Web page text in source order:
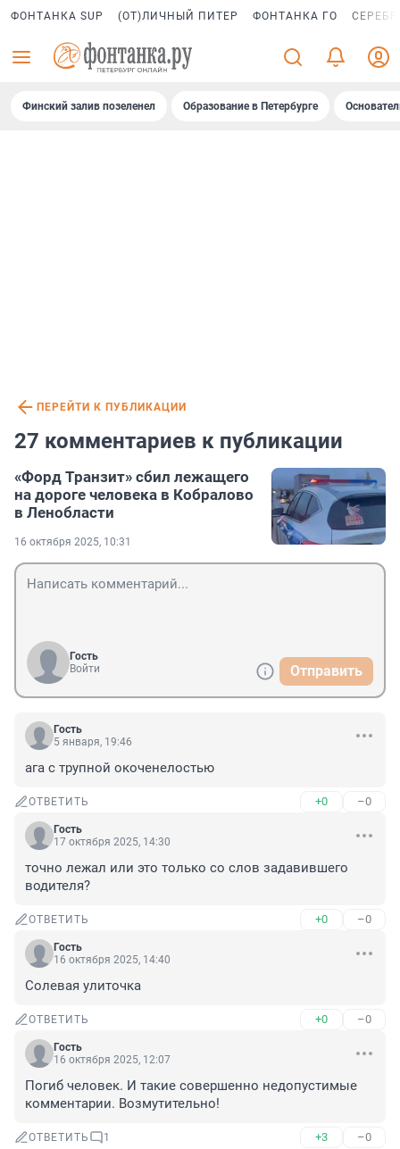
ФОНТАНКА SUP (ОТ)ЛИЧНЫЙ ПИТЕР ФОНТАНКА ГО
Финский залив позеленел Образование в Петербурге
ПЕРЕЙТИ К ПУБЛИКАЦИИ
27 комментариев к публикации
«Форд Транзит» сбил лежащего
на дороге человека в Кобралово
в Ленобласти
16 октября 2025, 10:31
Гость
Войти
Отправить
Гость
5 января, 19:46
ага с трупной окоченелостью
ОТВЕТИТЬ +0 –0
Гость
17 октября 2025, 14:30
точно лежал или это только со слов задавившего
водителя?
ОТВЕТИТЬ +0 –0
Гость
16 октября 2025, 14:40
Солевая улиточка
ОТВЕТИТЬ +0 –0
Гость
16 октября 2025, 12:07
Погиб человек. И такие совершенно недопустимые
комментарии. Возмутительно!
ОТВЕТИТЬ 1 +3 –0